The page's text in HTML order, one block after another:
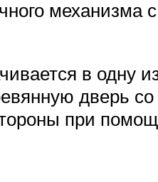
механизма
в одну
дверь
при